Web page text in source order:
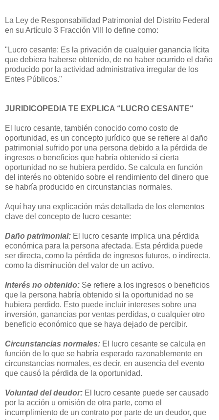
La Ley de Responsabilidad Patrimonial del Distrito Federal
en su Artículo 3 Fracción VIII lo define como:
"Lucro cesante: Es la privación de cualquier ganancia lícita
que debiera haberse obtenido, de no haber ocurrido el daño
producido por la actividad administrativa irregular de los
Entes Públicos."
JURIDICOPEDIA TE EXPLICA “LUCRO CESANTE“
El lucro cesante, también conocido como costo de
oportunidad, es un concepto jurídico que se refiere al daño
patrimonial sufrido por una persona debido a la pérdida de
ingresos o beneficios que habría obtenido si cierta
oportunidad no se hubiera perdido. Se calcula en función
del interés no obtenido sobre el rendimiento del dinero que
se habría producido en circunstancias normales.
Aquí hay una explicación más detallada de los elementos
clave del concepto de lucro cesante:
Daño patrimonial: El lucro cesante implica una pérdida
económica para la persona afectada. Esta pérdida puede
ser directa, como la pérdida de ingresos futuros, o indirecta,
como la disminución del valor de un activo.
Interés no obtenido: Se refiere a los ingresos o beneficios
que la persona habría obtenido si la oportunidad no se
hubiera perdido. Esto puede incluir intereses sobre una
inversión, ganancias por ventas perdidas, o cualquier otro
beneficio económico que se haya dejado de percibir.
Circunstancias normales: El lucro cesante se calcula en
función de lo que se habría esperado razonablemente en
circunstancias normales, es decir, en ausencia del evento
que causó la pérdida de la oportunidad.
Voluntad del deudor: El lucro cesante puede ser causado
por la acción u omisión de otra parte, como el
incumplimiento de un contrato por parte de un deudor, que